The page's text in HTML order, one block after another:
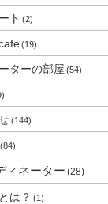
ト (2)
(19)
ターの部屋 (54)
(144)
(84)
ィネーター (28)
は？ (1)